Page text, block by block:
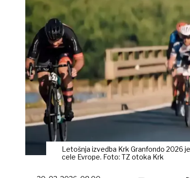
Letošnja izvedba Krk Granfondo 2026
cele Evrope. Foto: TZ otoka Krk